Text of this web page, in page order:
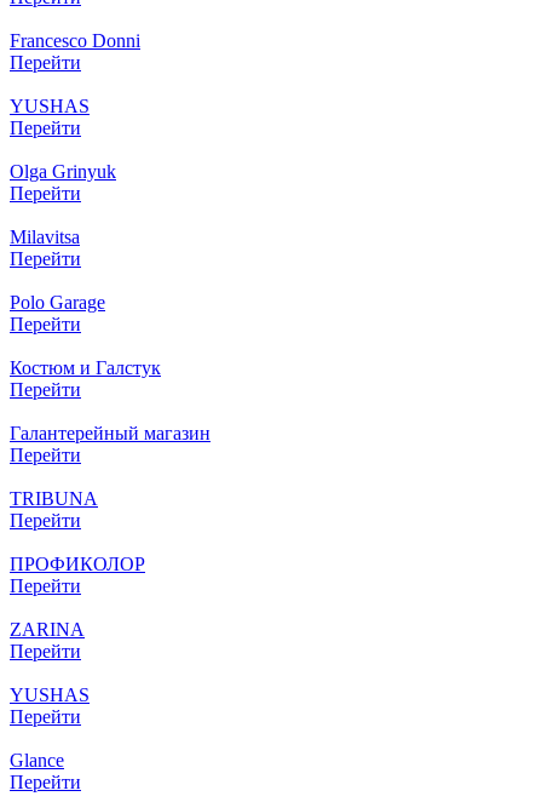
Francesco Donni
Перейти
YUSHAS
Перейти
Olga Grinyuk
Перейти
Milavitsa
Перейти
Polo Garage
Перейти
Костюм и Галстук
Перейти
Галантерейный магазин
Перейти
TRIBUNA
Перейти
ПРОФИКОЛОР
Перейти
ZARINA
Перейти
YUSHAS
Перейти
Glance
Перейти